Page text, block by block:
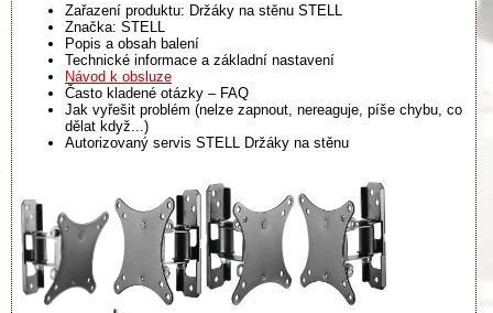
Zařazení produktu: Držáky na stěnu STELL
Značka: STELL
Popis a obsah balení
Technické informace a základní nastavení
Návod k obsluze
Často kladené otázky – FAQ
Jak vyřešit problém (nelze zapnout, nereaguje, píše chybu, co
dělat když...)
Autorizovaný servis STELL Držáky na stěnu